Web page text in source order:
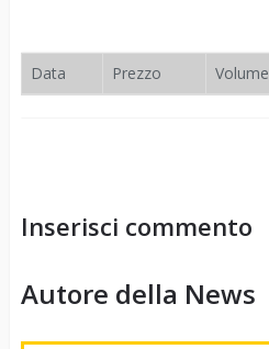
Data Prezzo Volume
Inserisci commento
Autore della News